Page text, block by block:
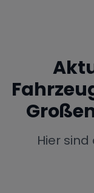
Mercedes
Hier